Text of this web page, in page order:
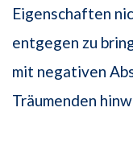
Eigenschaften
entgegen zu
mit negativen
Träumenden